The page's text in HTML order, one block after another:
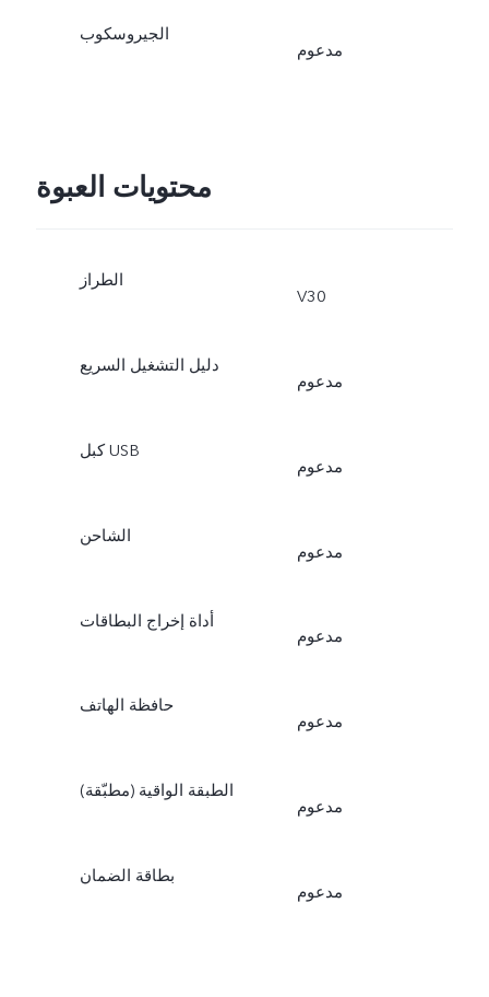
الجيروسكوب
مدعوم
محتويات العبوة
الطراز
V30
دليل التشغيل السريع
مدعوم
كبل USB
مدعوم
الشاحن
مدعوم
أداة إخراج البطاقات
مدعوم
حافظة الهاتف
مدعوم
الطبقة الواقية (مطبّقة)
مدعوم
بطاقة الضمان
مدعوم